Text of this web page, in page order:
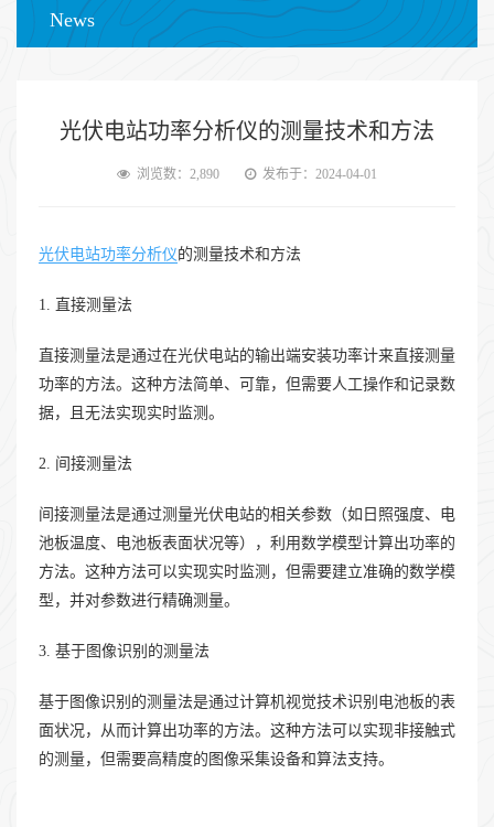
News
光伏电站功率分析仪的测量技术和方法
浏览数：2,890 发布于：2024-04-01
光伏电站功率分析仪的测量技术和方法
1. 直接测量法
直接测量法是通过在光伏电站的输出端安装功率计来直接测量
功率的方法。这种方法简单、可靠，但需要人工操作和记录数
据，且无法实现实时监测。
2. 间接测量法
间接测量法是通过测量光伏电站的相关参数（如日照强度、电
池板温度、电池板表面状况等），利用数学模型计算出功率的
方法。这种方法可以实现实时监测，但需要建立准确的数学模
型，并对参数进行精确测量。
3. 基于图像识别的测量法
基于图像识别的测量法是通过计算机视觉技术识别电池板的表
面状况，从而计算出功率的方法。这种方法可以实现非接触式
的测量，但需要高精度的图像采集设备和算法支持。